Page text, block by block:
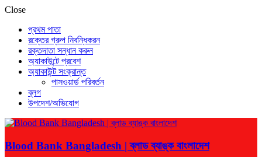
Close
প্রথম পাতা
রক্তের গ্রুপ নিবন্ধিকরন
রক্তদাতা সন্ধান করুন
অ্যাকাউন্টে প্রবেশ
অ্যাকাউন্ট সংক্রান্ত
পাসওয়ার্ড পরিবর্তন
ব্লগ
উপদেশ/অভিযোগ
Blood Bank Bangladesh | ব্লাড ব্যাঙ্ক বাংলাদেশ